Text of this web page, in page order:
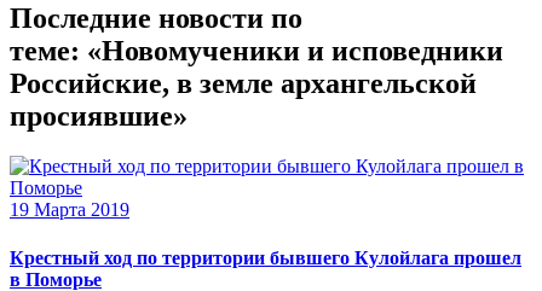
Последние новости по
теме: «Новомученики и исповедники
Российские, в земле архангельской
просиявшие»
19 Марта 2019
Крестный ход по территории бывшего Кулойлага прошел
в Поморье